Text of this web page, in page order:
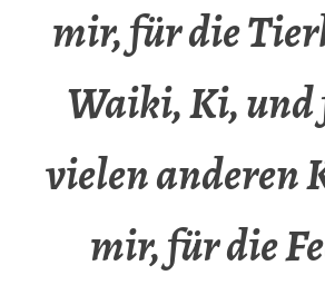
mir, für die
Waiki, Ki, und
vielen anderen
mir, für die